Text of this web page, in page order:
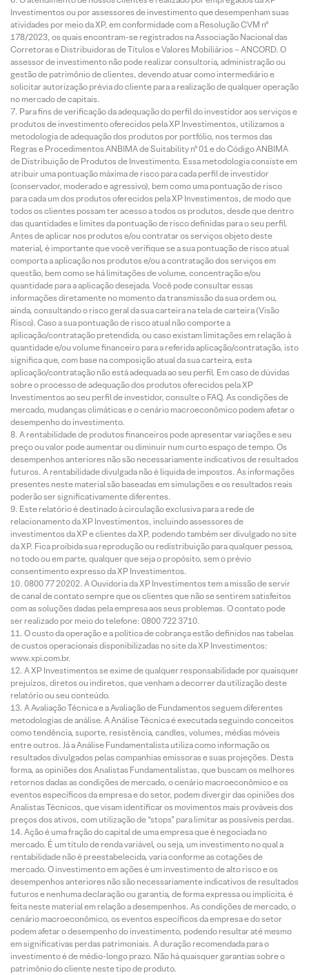
Investimentos ou por assessores de investimento que desempenham suas
atividades por meio da XP, em conformidade com a Resolução CVM nº
178/2023, os quais encontram-se registrados na Associação Nacional das
Corretoras e Distribuidoras de Títulos e Valores Mobiliários – ANCORD. O
assessor de investimento não pode realizar consultoria, administração ou
gestão de patrimônio de clientes, devendo atuar como intermediário e
solicitar autorização prévia do cliente para a realização de qualquer operação
no mercado de capitais.
Para fins de verificação da adequação do perfil do investidor aos serviços e
produtos de investimento oferecidos pela XP Investimentos, utilizamos a
metodologia de adequação dos produtos por portfólio, nos termos das
Regras e Procedimentos ANBIMA de Suitability nº 01 e do Código ANBIMA
de Distribuição de Produtos de Investimento. Essa metodologia consiste em
atribuir uma pontuação máxima de risco para cada perfil de investidor
(conservador, moderado e agressivo), bem como uma pontuação de risco
para cada um dos produtos oferecidos pela XP Investimentos, de modo que
todos os clientes possam ter acesso a todos os produtos, desde que dentro
das quantidades e limites da pontuação de risco definidas para o seu perfil.
Antes de aplicar nos produtos e/ou contratar os serviços objeto deste
material, é importante que você verifique se a sua pontuação de risco atual
comporta a aplicação nos produtos e/ou a contratação dos serviços em
questão, bem como se há limitações de volume, concentração e/ou
quantidade para a aplicação desejada. Você pode consultar essas
informações diretamente no momento da transmissão da sua ordem ou,
ainda, consultando o risco geral da sua carteira na tela de carteira (Visão
Risco). Caso a sua pontuação de risco atual não comporte a
aplicação/contratação pretendida, ou caso existam limitações em relação à
quantidade e/ou volume financeiro para a referida aplicação/contratação, isto
significa que, com base na composição atual da sua carteira, esta
aplicação/contratação não está adequada ao seu perfil. Em caso de dúvidas
sobre o processo de adequação dos produtos oferecidos pela XP
Investimentos ao seu perfil de investidor, consulte o FAQ. As condições de
mercado, mudanças climáticas e o cenário macroeconômico podem afetar o
desempenho do investimento.
A rentabilidade de produtos financeiros pode apresentar variações e seu
preço ou valor pode aumentar ou diminuir num curto espaço de tempo. Os
desempenhos anteriores não são necessariamente indicativos de resultados
futuros. A rentabilidade divulgada não é líquida de impostos. As informações
presentes neste material são baseadas em simulações e os resultados reais
poderão ser significativamente diferentes.
Este relatório é destinado à circulação exclusiva para a rede de
relacionamento da XP Investimentos, incluindo assessores de
investimentos da XP e clientes da XP, podendo também ser divulgado no site
da XP. Fica proibida sua reprodução ou redistribuição para qualquer pessoa,
no todo ou em parte, qualquer que seja o propósito, sem o prévio
consentimento expresso da XP Investimentos.
0800 77 20202. A Ouvidoria da XP Investimentos tem a missão de servir
de canal de contato sempre que os clientes que não se sentirem satisfeitos
com as soluções dadas pela empresa aos seus problemas. O contato pode
ser realizado por meio do telefone: 0800 722 3710.
O custo da operação e a política de cobrança estão definidos nas tabelas
de custos operacionais disponibilizadas no site da XP Investimentos:
www.xpi.com.br.
A XP Investimentos se exime de qualquer responsabilidade por quaisquer
prejuízos, diretos ou indiretos, que venham a decorrer da utilização deste
relatório ou seu conteúdo.
A Avaliação Técnica e a Avaliação de Fundamentos seguem diferentes
metodologias de análise. A Análise Técnica é executada seguindo conceitos
como tendência, suporte, resistência, candles, volumes, médias móveis
entre outros. Já a Análise Fundamentalista utiliza como informação os
resultados divulgados pelas companhias emissoras e suas projeções. Desta
forma, as opiniões dos Analistas Fundamentalistas, que buscam os melhores
retornos dadas as condições de mercado, o cenário macroeconômico e os
eventos específicos da empresa e do setor, podem divergir das opiniões dos
Analistas Técnicos, que visam identificar os movimentos mais prováveis dos
preços dos ativos, com utilização de “stops” para limitar as possíveis perdas.
Ação é uma fração do capital de uma empresa que é negociada no
mercado. É um título de renda variável, ou seja, um investimento no qual a
rentabilidade não é preestabelecida, varia conforme as cotações de
mercado. O investimento em ações é um investimento de alto risco e os
desempenhos anteriores não são necessariamente indicativos de resultados
futuros e nenhuma declaração ou garantia, de forma expressa ou implícita, é
feita neste material em relação a desempenhos. As condições de mercado, o
cenário macroeconômico, os eventos específicos da empresa e do setor
podem afetar o desempenho do investimento, podendo resultar até mesmo
em significativas perdas patrimoniais. A duração recomendada para o
investimento é de médio-longo prazo. Não há quaisquer garantias sobre o
patrimônio do cliente neste tipo de produto.